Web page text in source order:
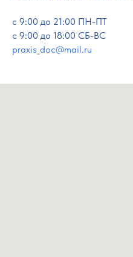
c 9:00 до 21:00 ПН-ПТ
с 9:00 до 18:00 СБ-ВС
praxis_doc@mail.ru